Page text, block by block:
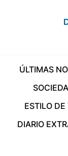
ÚLTIMAS
ESTILO DE
DIARIO